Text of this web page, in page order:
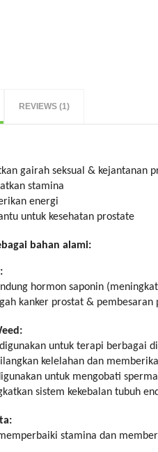
REVIEWS (1)
gairah seksual & kejantanan
stamina
energi
untuk kesehatan prostate
bahan alami:
hormon saponin
kanker prostat & pembesaran
untuk terapi berbagai
kelelahan dan
untuk mengobati
sistem kekebalan tubuh
stamina dan